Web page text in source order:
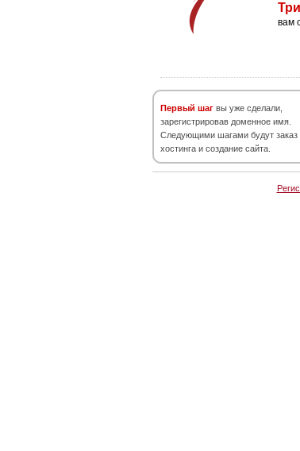
вам
Первый шаг вы уже сделали,
зарегистрировав доменное имя.
Следующими шагами будут заказ
хостинга и создание сайта.